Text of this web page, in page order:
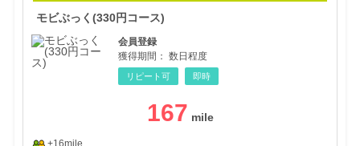
モビぶっく(330円コース)
会員登録
獲得期間： 数日程度
リピート可 即時
167
+16mile